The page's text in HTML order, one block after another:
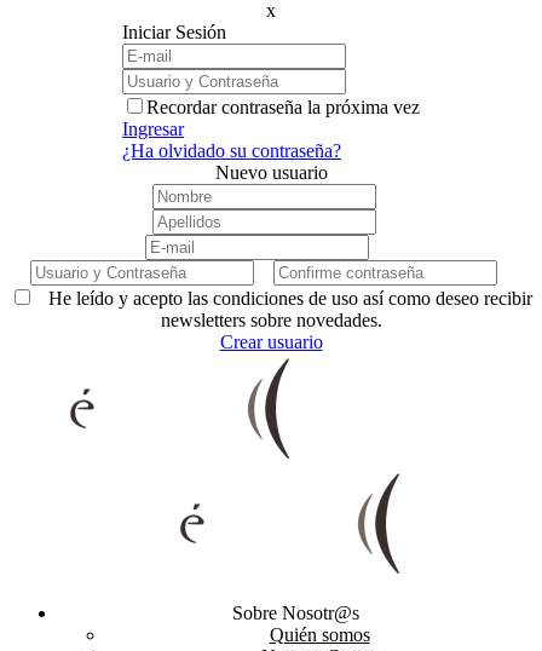
x
Iniciar Sesión
Recordar contraseña la próxima vez
Ingresar
¿Ha olvidado su contraseña?
Nuevo usuario
He leído y acepto las condiciones de uso así como deseo recibir
newsletters sobre novedades.
Crear usuario
Sobre Nosotr@s
Quién somos